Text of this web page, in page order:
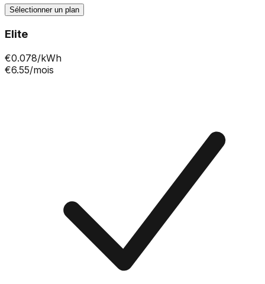
Sélectionner un plan
Elite
€0.078/kWh
€6.55/mois